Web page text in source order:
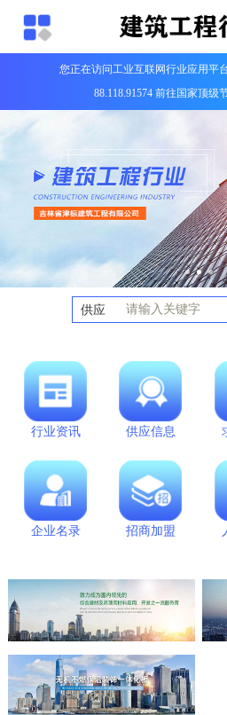
您正在访问工业互联网行业应用平
88.118.91574 前往国家顶级
供应
行业资讯 供应信息
企业名录 招商加盟